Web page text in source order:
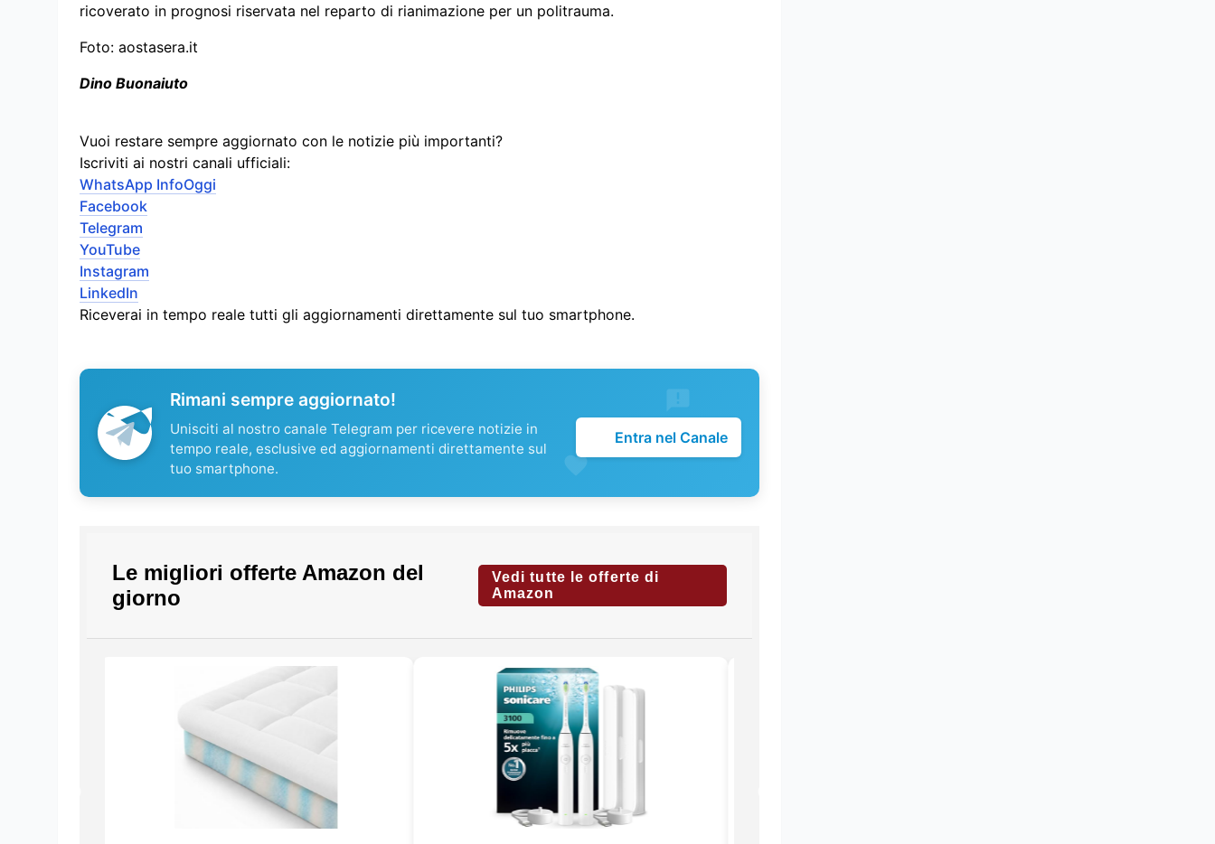
ricoverato in prognosi riservata nel reparto di rianimazione per un politrauma.
Foto: aostasera.it
Dino Buonaiuto
Vuoi restare sempre aggiornato con le notizie più importanti?
Iscriviti ai nostri canali ufficiali:
WhatsApp InfoOggi
Facebook
Telegram
YouTube
Instagram
LinkedIn
Riceverai in tempo reale tutti gli aggiornamenti direttamente sul tuo smartphone.
Rimani sempre aggiornato!
Unisciti al nostro canale Telegram per ricevere notizie in
tempo reale, esclusive ed aggiornamenti direttamente sul
tuo smartphone.
Entra nel Canale